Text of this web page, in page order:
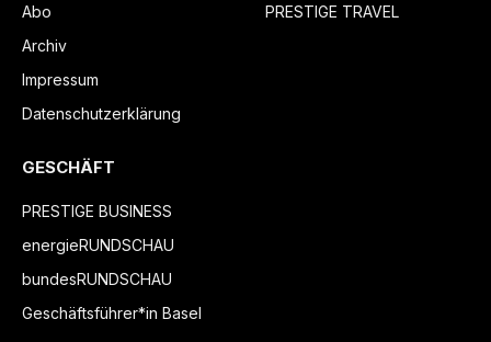
Abo
Archiv
Impressum
Datenschutzerklärung
PRESTIGE TRAVEL
GESCHÄFT
PRESTIGE BUSINESS
energieRUNDSCHAU
bundesRUNDSCHAU
Geschäftsführer*in Basel